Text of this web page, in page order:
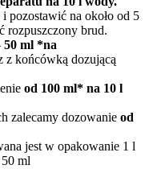
pozostawić na około od 5
rozpuszczony brud.
50 ml *na
z końcówką dozującą
od 100 ml* na 10 l
zalecamy dozowanie od
jest w opakowanie 1 l
ml